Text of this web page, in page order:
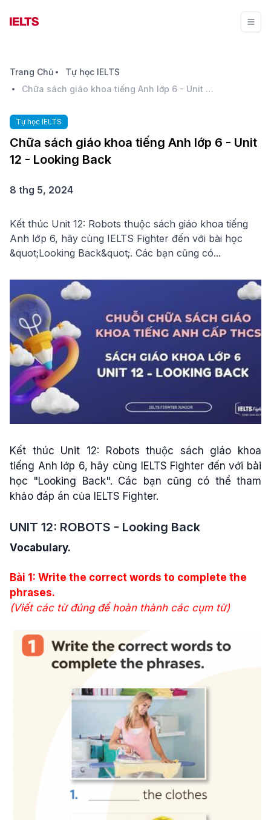
Trang Chủ
Tự học IELTS
Chữa sách giáo khoa tiếng Anh lớp 6 - Unit 12 - Looking Back
Tự học IELTS
Chữa sách giáo khoa tiếng Anh lớp 6 - Unit
12 - Looking Back
8 thg 5, 2024
Kết thúc Unit 12: Robots thuộc sách giáo khoa tiếng
Anh lớp 6, hãy cùng IELTS Fighter đến với bài học
&quot;Looking Back&quot;. Các bạn cũng có...
Kết thúc Unit 12: Robots thuộc sách giáo khoa
tiếng Anh lớp 6, hãy cùng IELTS Fighter đến với bài
học "Looking Back". Các bạn cũng có thể tham
khảo đáp án của IELTS Fighter.
UNIT 12: ROBOTS - Looking Back
Vocabulary.
Bài 1: Write the correct words to complete the
phrases.
(Viết các từ đúng để hoàn thành các cụm từ)